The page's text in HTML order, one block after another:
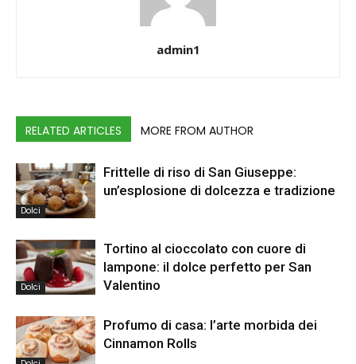
admin1
RELATED ARTICLES MORE FROM AUTHOR
Dolci
Frittelle di riso di San Giuseppe:
un’esplosione di dolcezza e tradizione
Dolci
Tortino al cioccolato con cuore di
lampone: il dolce perfetto per San
Valentino
Profumo di casa: l’arte morbida dei
Cinnamon Rolls